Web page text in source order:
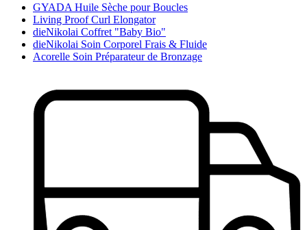
GYADA Huile Sèche pour Boucles
Living Proof Curl Elongator
dieNikolai Coffret "Baby Bio"
dieNikolai Soin Corporel Frais & Fluide
Acorelle Soin Préparateur de Bronzage